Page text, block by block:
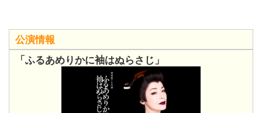
公演情報
「ふるあめりかに袖はぬらさじ」